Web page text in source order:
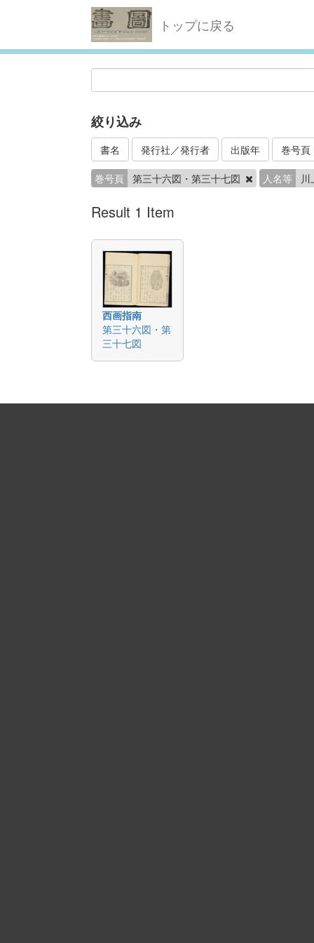
トップに戻る
絞り込み
書名 発行社／発行者 出版年 巻号頁
巻号頁 第三十六図・第三十七図 人名等
Result 1 Item
西画指南
第三十六図・第
三十七図